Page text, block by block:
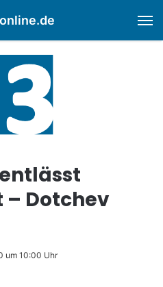
– Dotchev
um 10:00 Uhr